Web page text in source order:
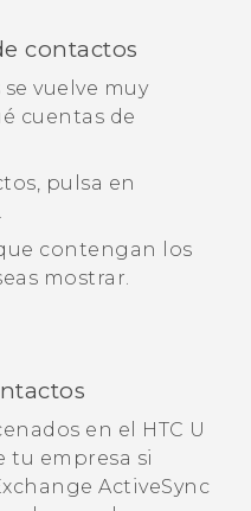
contactos
vuelve muy
cuentas de
, pulsa en
contengan los
mostrar.
en el
HTC U
tu empresa si
ActiveSync